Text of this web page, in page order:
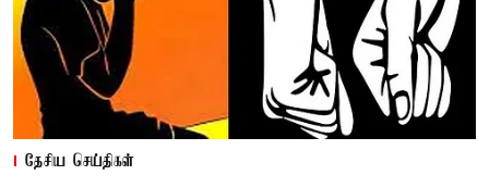
தேசிய செய்திகள்